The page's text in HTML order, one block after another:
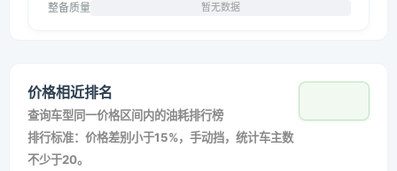
整备质量 暂无数据
价格相近排名
查询车型同一价格区间内的油耗排行榜
排行标准：价格差别小于15%，手动挡，统计车主数
不少于20。